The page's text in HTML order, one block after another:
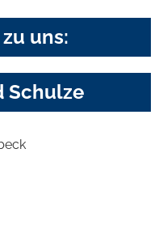
uns:
Schulze